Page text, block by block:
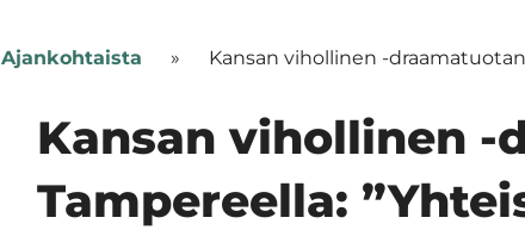
Ajankohtaista »
Kansan vihollinen -
Kansan vihollinen
Tampereella: